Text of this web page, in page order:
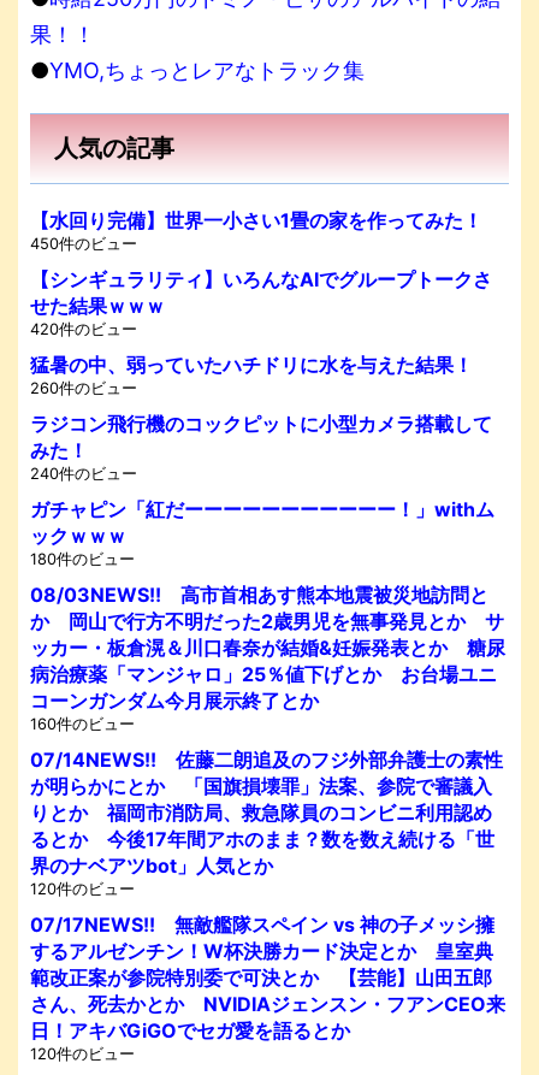
果！！
●YMO,ちょっとレアなトラック集
人気の記事
【水回り完備】世界一小さい1畳の家を作ってみた！
450件のビュー
【シンギュラリティ】いろんなAIでグループトークさ
せた結果ｗｗｗ
420件のビュー
猛暑の中、弱っていたハチドリに水を与えた結果！
260件のビュー
ラジコン飛行機のコックピットに小型カメラ搭載して
みた！
240件のビュー
ガチャピン「紅だーーーーーーーーーーー！」withム
ックｗｗｗ
180件のビュー
08/03NEWS!! 高市首相あす熊本地震被災地訪問と
か 岡山で行方不明だった2歳男児を無事発見とか サ
ッカー・板倉滉＆川口春奈が結婚&妊娠発表とか 糖尿
病治療薬「マンジャロ」25％値下げとか お台場ユニ
コーンガンダム今月展示終了とか
160件のビュー
07/14NEWS!! 佐藤二朗追及のフジ外部弁護士の素性
が明らかにとか 「国旗損壊罪」法案、参院で審議入
りとか 福岡市消防局、救急隊員のコンビニ利用認め
るとか 今後17年間アホのまま？数を数え続ける「世
界のナベアツbot」人気とか
120件のビュー
07/17NEWS!! 無敵艦隊スペイン vs 神の子メッシ擁
するアルゼンチン！W杯決勝カード決定とか 皇室典
範改正案が参院特別委で可決とか 【芸能】山田五郎
さん、死去かとか NVIDIAジェンスン・フアンCEO来
日！アキバGiGOでセガ愛を語るとか
120件のビュー